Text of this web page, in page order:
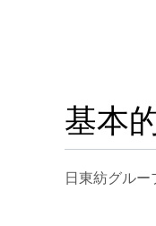
基本
日東紡グル